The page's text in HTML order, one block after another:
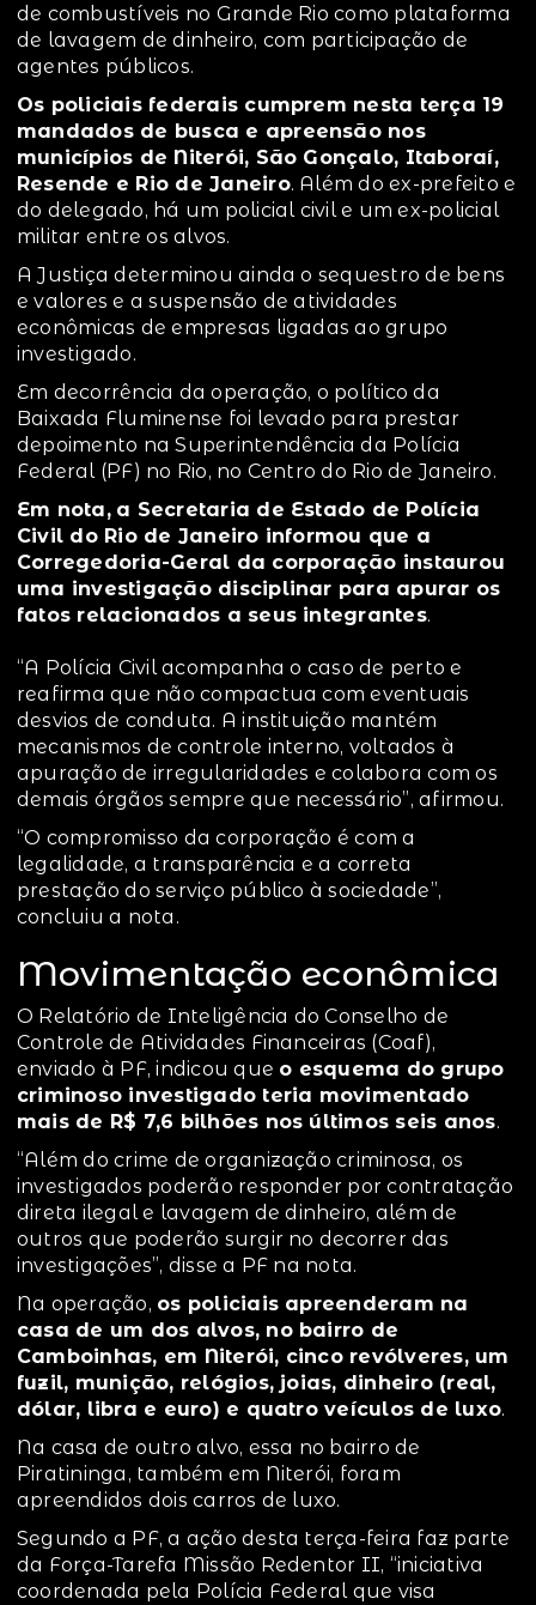
de combustíveis no Grande Rio como plataforma
de lavagem de dinheiro, com participação de
agentes públicos.
Os policiais federais cumprem nesta terça 19
mandados de busca e apreensão nos
municípios de Niterói, São Gonçalo, Itaboraí,
Resende e Rio de Janeiro. Além do ex-prefeito e
do delegado, há um policial civil e um ex-policial
militar entre os alvos.
A Justiça determinou ainda o sequestro de bens
e valores e a suspensão de atividades
econômicas de empresas ligadas ao grupo
investigado.
Em decorrência da operação, o político da
Baixada Fluminense foi levado para prestar
depoimento na Superintendência da Polícia
Federal (PF) no Rio, no Centro do Rio de Janeiro.
Em nota, a Secretaria de Estado de Polícia
Civil do Rio de Janeiro informou que a
Corregedoria-Geral da corporação instaurou
uma investigação disciplinar para apurar os
fatos relacionados a seus integrantes.
“A Polícia Civil acompanha o caso de perto e
reafirma que não compactua com eventuais
desvios de conduta. A instituição mantém
mecanismos de controle interno, voltados à
apuração de irregularidades e colabora com os
demais órgãos sempre que necessário”, afirmou.
“O compromisso da corporação é com a
legalidade, a transparência e a correta
prestação do serviço público à sociedade”,
concluiu a nota.
Movimentação econômica
O Relatório de Inteligência do Conselho de
Controle de Atividades Financeiras (Coaf),
enviado à PF, indicou que o esquema do grupo
criminoso investigado teria movimentado
mais de R$ 7,6 bilhões nos últimos seis anos.
“Além do crime de organização criminosa, os
investigados poderão responder por contratação
direta ilegal e lavagem de dinheiro, além de
outros que poderão surgir no decorrer das
investigações”, disse a PF na nota.
Na operação, os policiais apreenderam na
casa de um dos alvos, no bairro de
Camboinhas, em Niterói, cinco revólveres, um
fuzil, munição, relógios, joias, dinheiro (real,
dólar, libra e euro) e quatro veículos de luxo.
Na casa de outro alvo, essa no bairro de
Piratininga, também em Niterói, foram
apreendidos dois carros de luxo.
Segundo a PF, a ação desta terça-feira faz parte
da Força-Tarefa Missão Redentor II, “iniciativa
coordenada pela Polícia Federal que visa